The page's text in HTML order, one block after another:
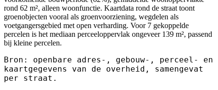
rond 62 m², alleen woonfunctie. Kaartdata rond de straat toont
groenobjecten vooral als groenvoorziening, wegdelen als
voetgangersgebied met open verharding. Voor 7 gekoppelde
percelen is het mediaan perceeloppervlak ongeveer 139 m², passend
bij kleine percelen.
Bron: openbare adres-, gebouw-, perceel- en
kaartgegevens van de overheid, samengevat
per straat.